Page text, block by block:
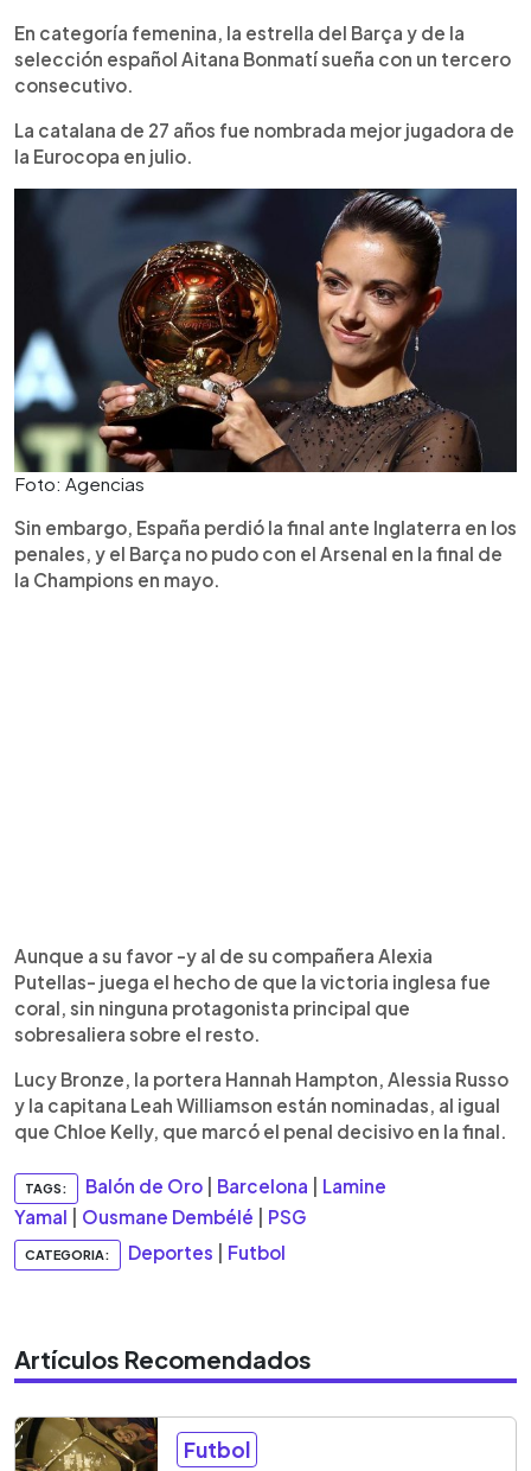
En categoría femenina, la estrella del Barça y de la
selección español Aitana Bonmatí sueña con un tercero
consecutivo.
La catalana de 27 años fue nombrada mejor jugadora de
la Eurocopa en julio.
Foto: Agencias
Sin embargo, España perdió la final ante Inglaterra en los
penales, y el Barça no pudo con el Arsenal en la final de
la Champions en mayo.
Aunque a su favor -y al de su compañera Alexia
Putellas- juega el hecho de que la victoria inglesa fue
coral, sin ninguna protagonista principal que
sobresaliera sobre el resto.
Lucy Bronze, la portera Hannah Hampton, Alessia Russo
y la capitana Leah Williamson están nominadas, al igual
que Chloe Kelly, que marcó el penal decisivo en la final.
TAGS: Balón de Oro Barcelona
Lamine
Yamal
Ousmane Dembélé PSG
CATEGORIA: Deportes Futbol
Artículos Recomendados
Futbol